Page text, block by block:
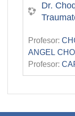
Dr.
Profesor:
ANGEL
Profesor: